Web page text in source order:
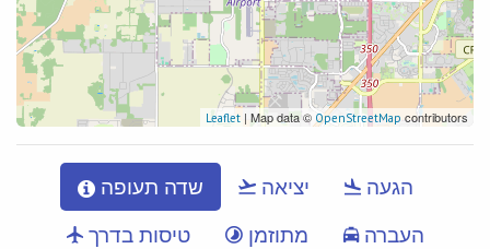
Leaflet | Map data © OpenStreetMap contributors
שדה תעופה יציאה
הגעה
טיסות בדרך
מתוזמן
העברה